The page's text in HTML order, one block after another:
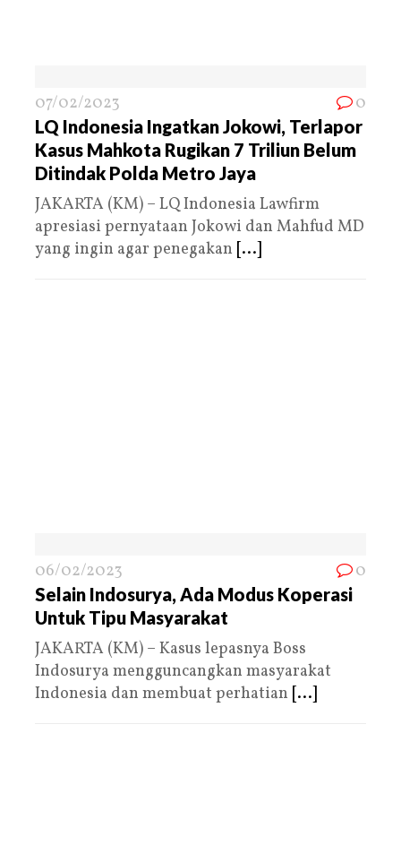
07/02/2023 0
LQ Indonesia Ingatkan Jokowi, Terlapor
Kasus Mahkota Rugikan 7 Triliun Belum
Ditindak Polda Metro Jaya
JAKARTA (KM) – LQ Indonesia Lawfirm
apresiasi pernyataan Jokowi dan Mahfud MD
yang ingin agar penegakan [...]
06/02/2023 0
Selain Indosurya, Ada Modus Koperasi
Untuk Tipu Masyarakat
JAKARTA (KM) – Kasus lepasnya Boss
Indosurya mengguncangkan masyarakat
Indonesia dan membuat perhatian [...]